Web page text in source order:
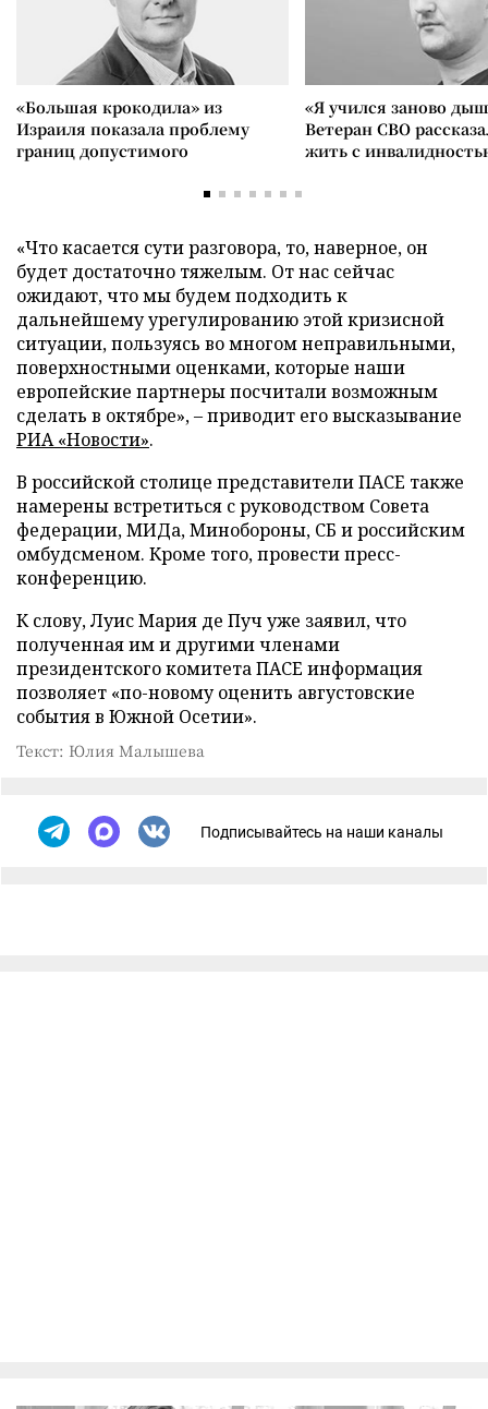
«Большая крокодила» из
Израиля показала проблему
границ допустимого
«Я учился заново
Ветеран СВО
жить с
«Что касается сути разговора, то, наверное, он
будет достаточно тяжелым. От нас сейчас
ожидают, что мы будем подходить к
дальнейшему урегулированию этой кризисной
ситуации, пользуясь во многом неправильными,
поверхностными оценками, которые наши
европейские партнеры посчитали возможным
сделать в октябре», – приводит его высказывание
РИА «Новости».
В российской столице представители ПАСЕ также
намерены встретиться с руководством Совета
федерации, МИДа, Минобороны, СБ и российским
омбудсменом. Кроме того, провести пресс-
конференцию.
К слову, Луис Мария де Пуч уже заявил, что
полученная им и другими членами
президентского комитета ПАСЕ информация
позволяет «по-новому оценить августовские
события в Южной Осетии».
Текст: Юлия Малышева
Подписывайтесь на наши каналы